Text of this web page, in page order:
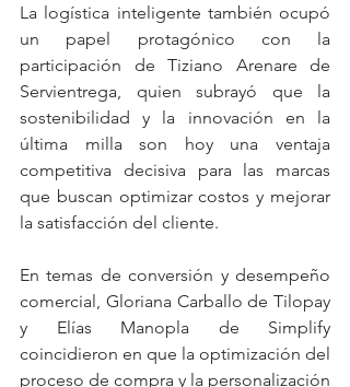
La logística inteligente también ocupó
un papel protagónico con la
participación de Tiziano Arenare de
Servientrega, quien subrayó que la
sostenibilidad y la innovación en la
última milla son hoy una ventaja
competitiva decisiva para las marcas
que buscan optimizar costos y mejorar
la satisfacción del cliente.
En temas de conversión y desempeño
comercial, Gloriana Carballo de Tilopay
y Elías Manopla de Simplify
coincidieron en que la optimización del
proceso de compra y la personalización